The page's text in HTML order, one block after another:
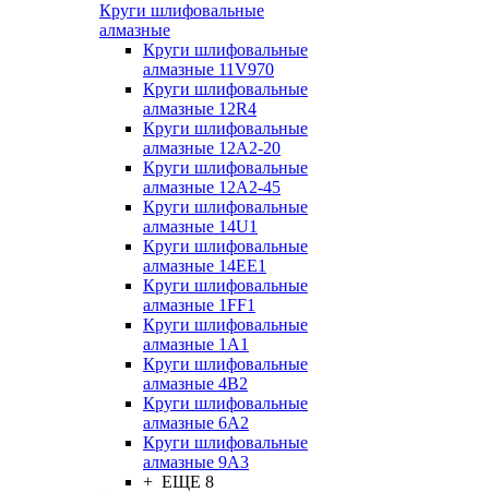
Круги шлифовальные
алмазные
Круги шлифовальные
алмазные 11V970
Круги шлифовальные
алмазные 12R4
Круги шлифовальные
алмазные 12А2-20
Круги шлифовальные
алмазные 12А2-45
Круги шлифовальные
алмазные 14U1
Круги шлифовальные
алмазные 14ЕЕ1
Круги шлифовальные
алмазные 1FF1
Круги шлифовальные
алмазные 1А1
Круги шлифовальные
алмазные 4В2
Круги шлифовальные
алмазные 6A2
Круги шлифовальные
алмазные 9А3
+ ЕЩЕ 8